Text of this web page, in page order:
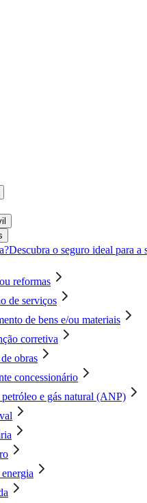
Descubra o seguro ideal para a
reformas
de serviços
de bens e/ou materiais
corretiva
obras
concessionário
e gás natural (ANP)